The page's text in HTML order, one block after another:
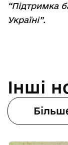
“Підтримка
Україні”.
Інші